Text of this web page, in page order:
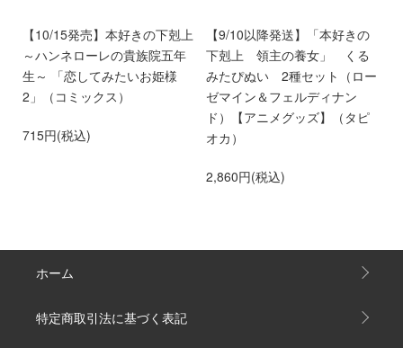
【10/15発売】本好きの下剋上
～ハンネローレの貴族院五年
生～ 「恋してみたいお姫様
2」（コミックス）
715円(税込)
【9/10以降発送】「本好きの
下剋上 領主の養女」 くる
みたぴぬい 2種セット（ロー
ゼマイン＆フェルディナン
ド）【アニメグッズ】（タピ
オカ）
2,860円(税込)
ホーム
特定商取引法に基づく表記